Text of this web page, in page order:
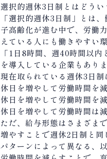
選択的週休3日制とはどうい
「選択的週休3 日制」とは
子高齢化が進む中で、労働
えている人にも働きやすい
「1 日 8時間、週40時間以内
を導入している企業もありま
現在取られている週休3 日
休日を増やして労働時間を
休日を増やして労働時間を
休日を増やして労働時間は
ただ、給与形態はさまざま
増やすことで週休2日制と
パターンによって異なる、